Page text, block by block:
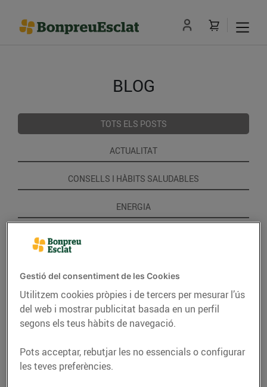
BLOG
TOTS ELS POSTS
ACTUALITAT
CONSELLS I HÀBITS SALUDABLES
ENERGIA
Gestió del consentiment de les Cookies
Utilitzem cookies pròpies i de tercers per mesurar l’ús
del web i mostrar publicitat basada en un perfil
segons els teus hàbits de navegació.
Pots acceptar, rebutjar les no essencials o configurar
les teves preferències.